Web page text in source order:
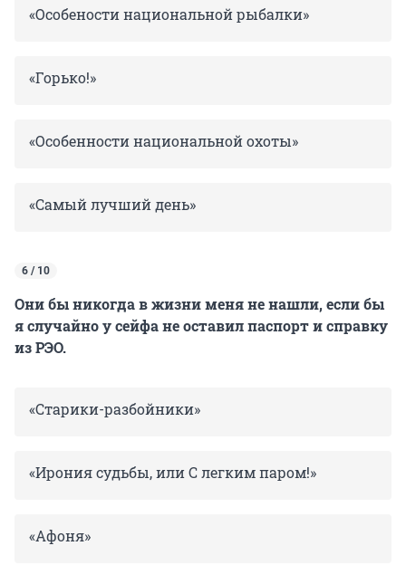
«Особености национальной рыбалки»
«Горько!»
«Особенности национальной охоты»
«Самый лучший день»
6 / 10
Они бы никогда в жизни меня не нашли, если бы
я случайно у сейфа не оставил паспорт и справку
из РЭО.
«Старики-разбойники»
«Ирония судьбы, или С легким паром!»
«Афоня»